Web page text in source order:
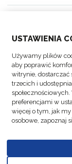
USTAWIENIA
Używamy plików
aby poprawić
witrynie,
trzecich i
preferencjami w
więcej o tym, jak
osobowe, zapoznaj
ŚLEDŹ NAS
© Prawa